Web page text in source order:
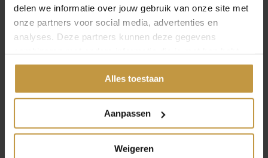
delen we informatie over jouw gebruik van onze site met
onze partners voor social media, advertenties en
analyses. Deze partners kunnen deze gegevens
gedeeld of die ze hebben verzameld via jouw gebruik van
Alles toestaan
Aanpassen
Weigeren
Tommy Hilfiger horloges
Zinzi horloges
Goud